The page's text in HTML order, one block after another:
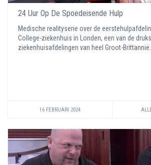
24 Uur Op De Spoedeisende Hulp
Medische realityserie over de
College-ziekenhuis in Londen, een van de
ziekenhuisafdelingen van heel Groot-Brittannië.
16 FEBRUARI 2024